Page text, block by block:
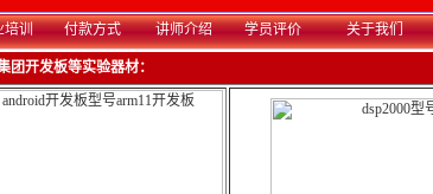
培训
付款方式 讲师介绍 学员评价 关于我们
团开发板等实验器材：